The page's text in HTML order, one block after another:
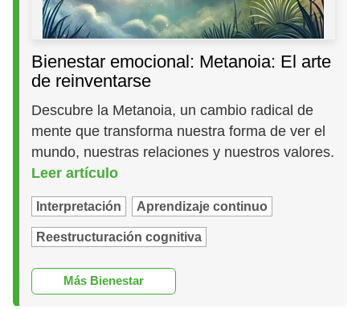
Bienestar emocional: Metanoia: El arte
de reinventarse
Descubre la Metanoia, un cambio radical de
mente que transforma nuestra forma de ver el
mundo, nuestras relaciones y nuestros valores.
Leer artículo
Interpretación Aprendizaje continuo
Reestructuración cognitiva
Más Bienestar